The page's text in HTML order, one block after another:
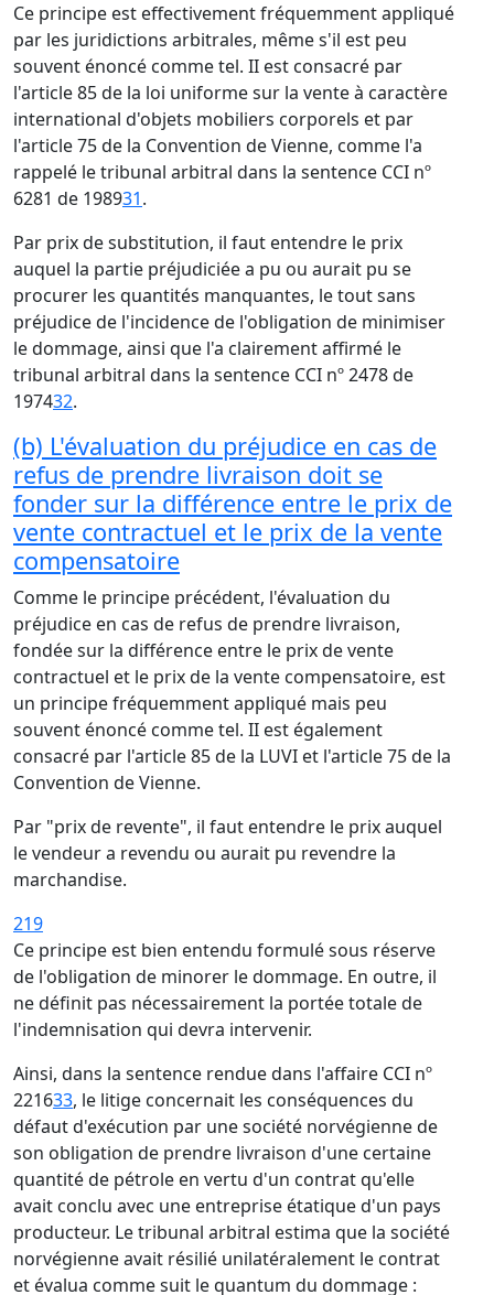
Ce principe est effectivement fréquemment appliqué
par les juridictions arbitrales, même s'il est peu
souvent énoncé comme tel. II est consacré par
l'article 85 de la loi uniforme sur la vente à caractère
international d'objets mobiliers corporels et par
l'article 75 de la Convention de Vienne, comme l'a
rappelé le tribunal arbitral dans la sentence CCI nº
6281 de 198931.
Par prix de substitution, il faut entendre le prix
auquel la partie préjudiciée a pu ou aurait pu se
procurer les quantités manquantes, le tout sans
préjudice de l'incidence de l'obligation de minimiser
le dommage, ainsi que l'a clairement affirmé le
tribunal arbitral dans la sentence CCI nº 2478 de
197432.
(b) L'évaluation du préjudice en cas de
refus de prendre livraison doit se
fonder sur la différence entre le prix de
vente contractuel et le prix de la vente
compensatoire
Comme le principe précédent, l'évaluation du
préjudice en cas de refus de prendre livraison,
fondée sur la différence entre le prix de vente
contractuel et le prix de la vente compensatoire, est
un principe fréquemment appliqué mais peu
souvent énoncé comme tel. II est également
consacré par l'article 85 de la LUVI et l'article 75 de la
Convention de Vienne.
Par "prix de revente", il faut entendre le prix auquel
le vendeur a revendu ou aurait pu revendre la
marchandise.
219
Ce principe est bien entendu formulé sous réserve
de l'obligation de minorer le dommage. En outre, il
ne définit pas nécessairement la portée totale de
l'indemnisation qui devra intervenir.
Ainsi, dans la sentence rendue dans l'affaire CCI nº
221633, le litige concernait les conséquences du
défaut d'exécution par une société norvégienne de
son obligation de prendre livraison d'une certaine
quantité de pétrole en vertu d'un contrat qu'elle
avait conclu avec une entreprise étatique d'un pays
producteur. Le tribunal arbitral estima que la société
norvégienne avait résilié unilatéralement le contrat
et évalua comme suit le quantum du dommage :